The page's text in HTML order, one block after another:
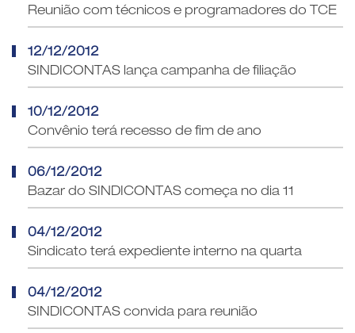
Reunião com técnicos e programadores do TCE
12/12/2012
SINDICONTAS lança campanha de filiação
10/12/2012
Convênio terá recesso de fim de ano
06/12/2012
Bazar do SINDICONTAS começa no dia 11
04/12/2012
Sindicato terá expediente interno na quarta
04/12/2012
SINDICONTAS convida para reunião